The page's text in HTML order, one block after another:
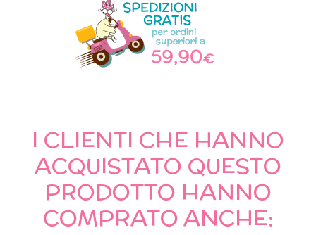
I CLIENTI CHE HANNO
ACQUISTATO QUESTO
PRODOTTO HANNO
COMPRATO ANCHE: